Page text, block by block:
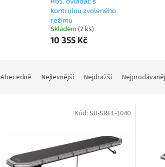
kontrolou zvoleného
režimu
Skladem (2 ks)
10 355 Kč
Abecedně Nejlevnější Nejdražší
Kód: SU-SRE1-1040